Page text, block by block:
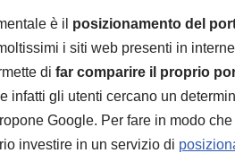
è il posizionamento del
i siti web presenti in
di far comparire il proprio
infatti gli utenti cercano un
Google. Per fare in modo
investire in un servizio di